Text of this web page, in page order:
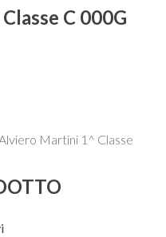
C 000G
Martini 1^ Classe